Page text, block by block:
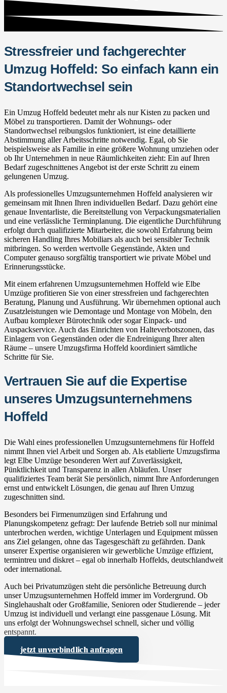
Stressfreier und fachgerechter
Umzug Hoffeld: So einfach kann ein
Standortwechsel sein
Ein Umzug Hoffeld bedeutet mehr als nur Kisten zu packen und
Möbel zu transportieren. Damit der Wohnungs- oder
Standortwechsel reibungslos funktioniert, ist eine detaillierte
Abstimmung aller Arbeitsschritte notwendig. Egal, ob Sie
beispielsweise als Familie in eine größere Wohnung umziehen oder
ob Ihr Unternehmen in neue Räumlichkeiten zieht: Ein auf Ihren
Bedarf zugeschnittenes Angebot ist der erste Schritt zu einem
gelungenen Umzug.
Als professionelles Umzugsunternehmen Hoffeld analysieren wir
gemeinsam mit Ihnen Ihren individuellen Bedarf. Dazu gehört eine
genaue Inventarliste, die Bereitstellung von Verpackungsmaterialien
und eine verlässliche Terminplanung. Die eigentliche Durchführung
erfolgt durch qualifizierte Mitarbeiter, die sowohl Erfahrung beim
sicheren Handling Ihres Mobiliars als auch bei sensibler Technik
mitbringen. So werden wertvolle Gegenstände, Akten und
Computer genauso sorgfältig transportiert wie private Möbel und
Erinnerungsstücke.
Mit einem erfahrenen Umzugsunternehmen Hoffeld wie Elbe
Umzüge profitieren Sie von einer stressfreien und fachgerechten
Beratung, Planung und Ausführung. Wir übernehmen optional auch
Zusatzleistungen wie Demontage und Montage von Möbeln, den
Aufbau komplexer Bürotechnik oder sogar Einpack- und
Auspackservice. Auch das Einrichten von Halteverbotszonen, das
Einlagern von Gegenständen oder die Endreinigung Ihrer alten
Räume – unsere Umzugsfirma Hoffeld koordiniert sämtliche
Schritte für Sie.
Vertrauen Sie auf die Expertise
unseres Umzugsunternehmens
Hoffeld
Die Wahl eines professionellen Umzugsunternehmens für Hoffeld
nimmt Ihnen viel Arbeit und Sorgen ab. Als etablierte Umzugsfirma
legt Elbe Umzüge besonderen Wert auf Zuverlässigkeit,
Pünktlichkeit und Transparenz in allen Abläufen. Unser
qualifiziertes Team berät Sie persönlich, nimmt Ihre Anforderungen
ernst und entwickelt Lösungen, die genau auf Ihren Umzug
zugeschnitten sind.
Besonders bei Firmenumzügen sind Erfahrung und
Planungskompetenz gefragt: Der laufende Betrieb soll nur minimal
unterbrochen werden, wichtige Unterlagen und Equipment müssen
ans Ziel gelangen, ohne das Tagesgeschäft zu gefährden. Dank
unserer Expertise organisieren wir gewerbliche Umzüge effizient,
termintreu und diskret – egal ob innerhalb Hoffelds, deutschlandweit
oder international.
Auch bei Privatumzügen steht die persönliche Betreuung durch
unser Umzugsunternehmen Hoffeld immer im Vordergrund. Ob
Singlehaushalt oder Großfamilie, Senioren oder Studierende – jeder
Umzug ist individuell und verlangt eine passgenaue Lösung. Mit
uns erfolgt der Wohnungswechsel schnell, sicher und völlig
entspannt.
jetzt unverbindlich anfragen